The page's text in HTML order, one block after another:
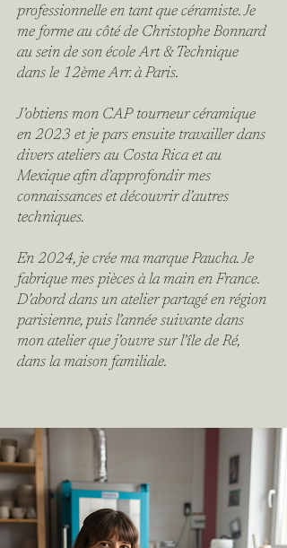
professionnelle en tant que céramiste. Je
me forme au côté de Christophe Bonnard
au sein de son école Art & Technique
dans le 12ème Arr. à Paris.
J’obtiens mon CAP tourneur céramique
en 2023 et je pars ensuite travailler dans
divers ateliers au Costa Rica et au
Mexique afin d’approfondir mes
connaissances et découvrir d’autres
techniques.
En 2024, je crée ma marque Paucha. Je
fabrique mes pièces à la main en France.
D’abord dans un atelier partagé en région
parisienne, puis l’année suivante dans
mon atelier que j’ouvre sur l’île de Ré,
dans la maison familiale.